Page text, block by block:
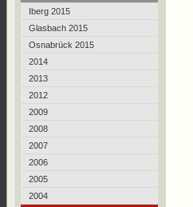
Iberg 2015
Glasbach 2015
Osnabrück 2015
2014
2013
2012
2009
2008
2007
2006
2005
2004